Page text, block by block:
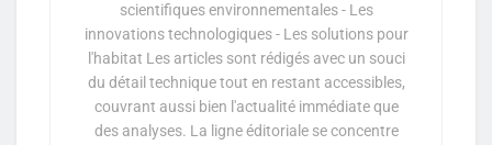
scientifiques environnementales - Les
innovations technologiques - Les solutions pour
l'habitat Les articles sont rédigés avec un souci
du détail technique tout en restant accessibles,
couvrant aussi bien l'actualité immédiate que
des analyses. La ligne éditoriale se concentre